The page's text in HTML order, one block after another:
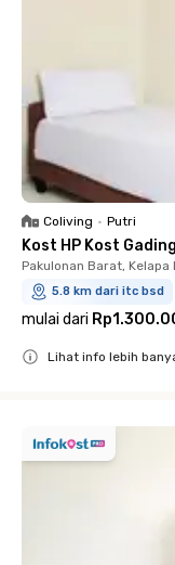
Coliving • Putri
Kost HP Kost
Pakulonan Barat, Kelapa
5.8 km dari itc bsd
mulai dari
Lihat info lebih